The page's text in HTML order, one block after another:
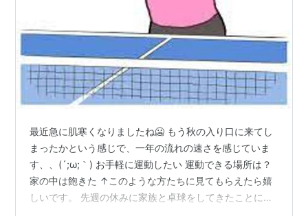
最近急に肌寒くなりましたね🥶 もう秋の入り口に来てし
まったかという感じで、一年の流れの速さを感じていま
す、、(´;ω;｀) お手軽に運動したい 運動できる場所は？
家の中は飽きた ↑このような方たちに見てもらえたら嬉
しいです。 先週の休みに家族と卓球をしてきたことにつ